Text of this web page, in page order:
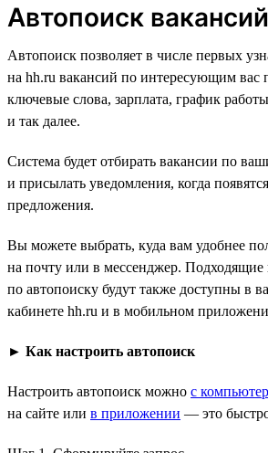
Автопоиск вакансий
Автопоиск позволяет в числе первых
на hh.ru вакансий по интересующим вас
ключевые слова, зарплата, график
и так далее.
Система будет отбирать вакансии по
и присылать уведомления, когда
предложения.
Вы можете выбрать, куда вам удобнее
на почту или в мессенджер. Подходящие
по автопоиску будут также доступны в
кабинете hh.ru и в мобильном
► Как настроить автопоиск
Настроить автопоиск можно с
на сайте или в приложении — это